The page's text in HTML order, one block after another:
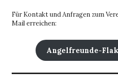
Für Kontakt und Anfragen zum
Mail erreichen:
Angelfreunde-